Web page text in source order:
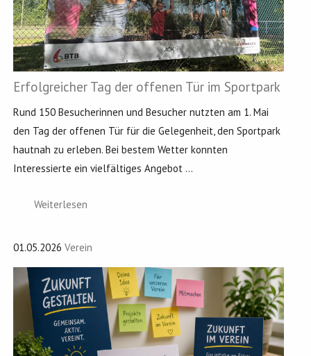
Erfolgreicher Tag der offenen Tür im Sportpark
Rund 150 Besucherinnen und Besucher nutzten am 1. Mai
den Tag der offenen Tür für die Gelegenheit, den Sportpark
hautnah zu erleben. Bei bestem Wetter konnten
Interessierte ein vielfältiges Angebot ...
Weiterlesen
01.05.2026 Verein